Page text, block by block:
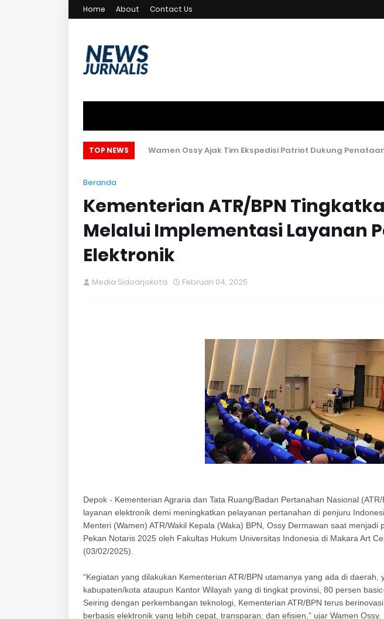
Home About Contact Us
TOP NEWS Wamen Ossy Ajak Tim Ekspedisi Patriot Dukung
Pelayanan Publik, Pengelolaan
Beranda
Kementerian ATR/BPN
Melalui Implementasi Layanan
Elektronik
Media Sidoarjokota Februari 04, 2025
Depok - Kementerian Agraria dan Tata Ruang/Badan Pertanahan Nasional
layanan elektronik demi meningkatkan pelayanan pertanahan di penjuru
Menteri (Wamen) ATR/Wakil Kepala (Waka) BPN, Ossy Dermawan saat
Pekan Notaris 2025 oleh Fakultas Hukum Universitas Indonesia di Makara Art
(03/02/2025).
“Kegiatan yang dilakukan Kementerian ATR/BPN utamanya yang ada di daerah,
kabupaten/kota ataupun Kantor Wilayah yang di tingkat provinsi, 80 persen
Seiring dengan perkembangan teknologi, Kementerian ATR/BPN terus
berbasis elektronik yang lebih cepat, transparan, dan efisien,” ujar Wamen Ossy.